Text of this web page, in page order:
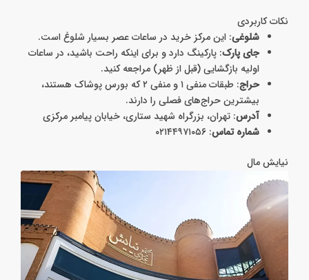
نکات کاربردی
شلوغی: این مرکز خرید در ساعات عصر بسیار شلوغ است.
جای پارک: پارکینگ دارد و برای اینکه راحت باشید، در ساعات
اولیه بازگشایی (قبل از ظهر) مراجعه کنید.
حراج
: طبقات منفی ۱ و منفی ۲ که بورس پوشاک هستند،
بیشترین حراج‌های فصلی را دارند.
آدرس: تهران، بزرگراه شهید ستاری، خیابان پیامبر مرکزی
شماره تماس: ۰۲۱۴۴۹۷۱۰۵۶
نیایش مال